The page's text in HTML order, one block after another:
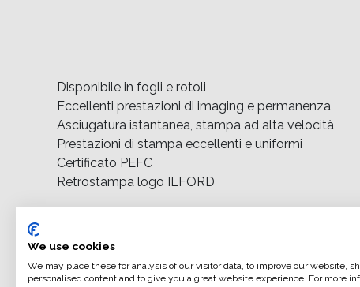
Disponibile in fogli e rotoli
Eccellenti prestazioni di imaging e permanenza
Asciugatura istantanea, stampa ad alta velocità
Prestazioni di stampa eccellenti e uniformi
Certificato PEFC
Retrostampa logo ILFORD
ILFORD OMNIJET STUDIO combina gli alti livelli
stampanti e un eccellente rapporto qualità-
We use cookies
We may place these for analysis of our visitor data, to improve our website,
personalised content and to give you a great website experience. For more